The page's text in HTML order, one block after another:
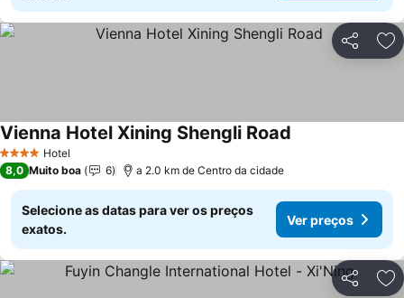
Partilhar
4 EstrelasHotel
Vienna Hotel Xining Shengli Road
8,0 Muito boa 6 a 2.0 km de Centro da cidade
Selecione as datas para ver os preços
exatos.
Ver preços
Partilhar